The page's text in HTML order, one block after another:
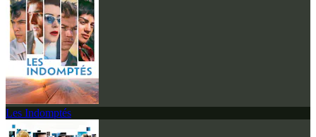
Les Indomptés